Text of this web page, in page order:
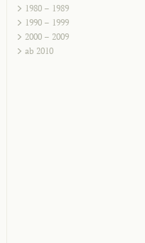
1980 – 1989
1990 – 1999
2000 – 2009
ab 2010